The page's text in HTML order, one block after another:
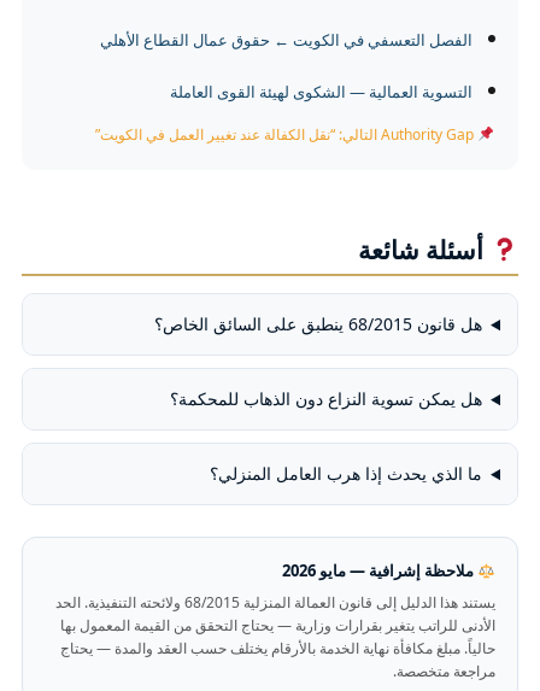
الفصل التعسفي في الكويت ← حقوق عمال القطاع الأهلي
التسوية العمالية — الشكوى لهيئة القوى العاملة
أسئلة شائعة
هل قانون 68/2015 ينطبق على السائق الخاص؟
هل يمكن تسوية النزاع دون الذهاب للمحكمة؟
ما الذي يحدث إذا هرب العامل المنزلي؟
ملاحظة إشرافية — مايو 2026
يستند هذا الدليل إلى قانون العمالة المنزلية 68/2015 ولائحته التنفيذية. الحد
الأدنى للراتب يتغير بقرارات وزارية — يحتاج التحقق من القيمة المعمول بها
حالياً. مبلغ مكافأة نهاية الخدمة بالأرقام يختلف حسب العقد والمدة — يحتاج
مراجعة متخصصة.